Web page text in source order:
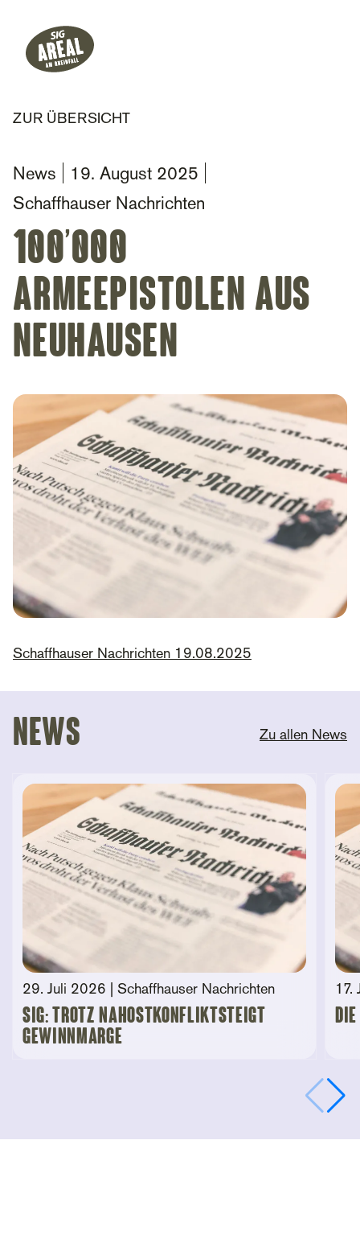
Header
SIG Gemeinnützige Stiftung
Hauptnavigation
ZUR ÜBERSICHT
News
19. August 2025
Schaffhauser Nachrichten
100’000
Armeepistolen aus
Neuhausen
Schaffhauser Nachrichten 19.08.2025
News Zu allen News
29. Juli 2026 | Schaffhauser Nachrichten
SIG: Trotz Nahostkonfliktsteigt
Gewinnmarge
17.